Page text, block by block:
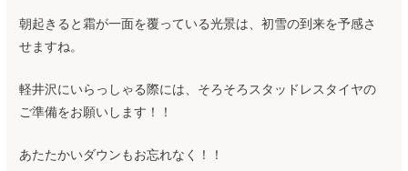
朝起きると霜が一面を覆っている光景は、初雪の到来を予感さ
せますね。
軽井沢にいらっしゃる際には、そろそろスタッドレスタイヤの
ご準備をお願いします！！
あたたかいダウンもお忘れなく！！